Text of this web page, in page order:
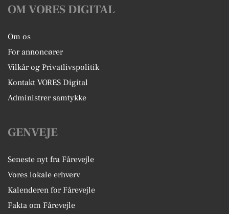
OM VORES DIGITAL
Om os
For annoncører
Vilkår og Privatlivspolitik
Kontakt VORES Digital
Administrer samtykke
GENVEJE
Seneste nyt fra Fårevejle
Vores lokale erhverv
Kalenderen for Fårevejle
Fakta om Fårevejle